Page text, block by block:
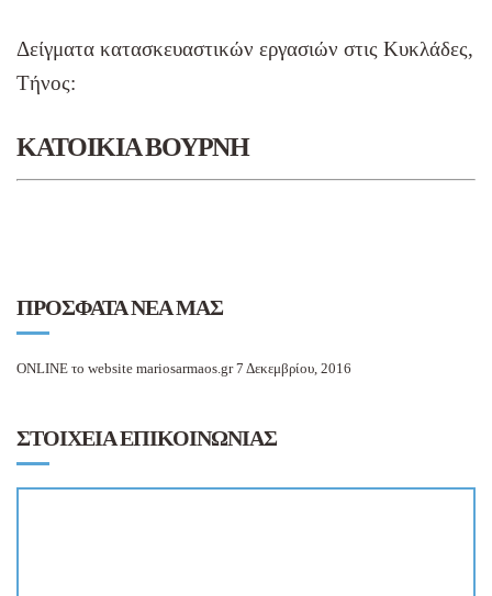
Δείγματα κατασκευαστικών εργασιών στις Κυκλάδες,
Τήνος:
ΚΑΤΟΙΚΙΑ ΒΟΥΡΝΗ
ΠΡΟΣΦΑΤΑ ΝΕΑ ΜΑΣ
ONLINE το website mariosarmaos.gr 7 Δεκεμβρίου, 2016
ΣΤΟΙΧΕΙΑ ΕΠΙΚΟΙΝΩΝΙΑΣ